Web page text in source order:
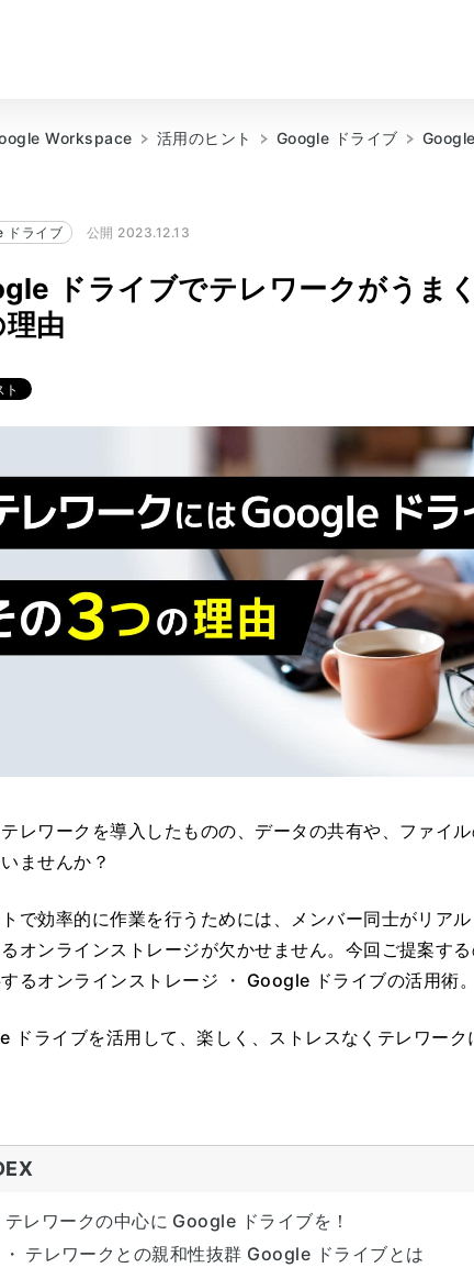
Workspace 活用のヒント Google ドライブ
ドライブ 公開 2023.12.13
ドライブでテレワークがうま
由
レワークを導入したものの、データの共有や、ファイ
ませんか？
で効率的に作業を行うためには、メンバー同士がリア
オンラインストレージが欠かせません。今回ご提案す
るオンラインストレージ ・ Google ドライブの活用術。
ドライブを活用して、楽しく、ストレスなくテレワーク
テレワークの中心に Google ドライブを！
テレワークとの親和性抜群 Google ドライブとは